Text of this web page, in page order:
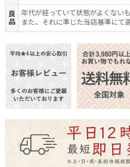
良
品
年代が経っていて状態がよくない
また、それに準じた当店基準にて